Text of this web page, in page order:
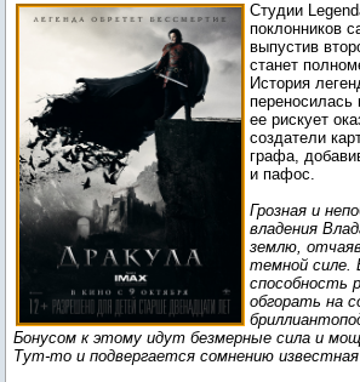
Студии
поклонников
выпустив
станет
История
переносилась
ее рискует
создатели
графа,
и пафос.
Грозная и
владения
землю,
темной силе.
способность
обгорать на
Бонусом к этому идут безмерные сила и
Тут-то и подвергается сомнению